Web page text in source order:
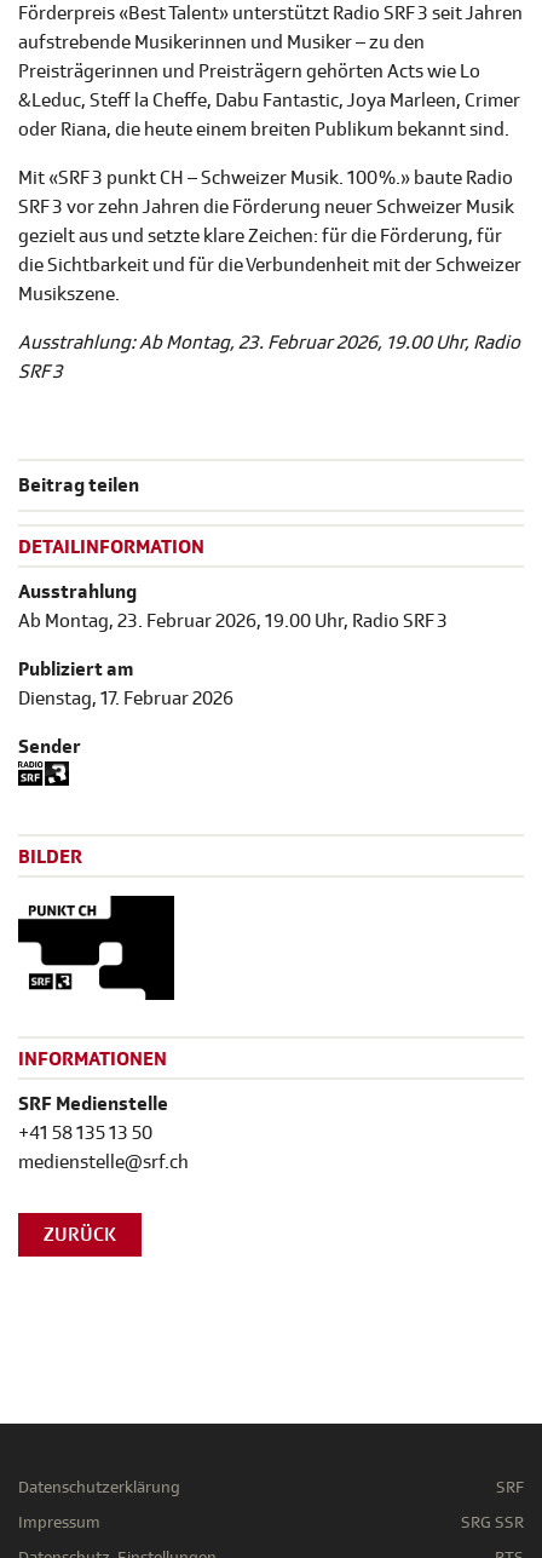
Förderpreis «Best Talent» unterstützt Radio SRF 3 seit Jahren
aufstrebende Musikerinnen und Musiker – zu den
Preisträgerinnen und Preisträgern gehörten Acts wie Lo
&Leduc, Steff la Cheffe, Dabu Fantastic, Joya Marleen, Crimer
oder Riana, die heute einem breiten Publikum bekannt sind.
Mit «SRF 3 punkt CH – Schweizer Musik. 100 %.» baute Radio
SRF 3 vor zehn Jahren die Förderung neuer Schweizer Musik
gezielt aus und setzte klare Zeichen: für die Förderung, für
die Sichtbarkeit und für die Verbundenheit mit der Schweizer
Musikszene.
Ausstrahlung: Ab Montag, 23. Februar 2026, 19.00 Uhr, Radio
SRF 3
Beitrag teilen
DETAILINFORMATION
Ausstrahlung
Ab Montag, 23. Februar 2026, 19.00 Uhr, Radio SRF 3
Publiziert am
Dienstag, 17. Februar 2026
Sender
BILDER
INFORMATIONEN
SRF Medienstelle
+41 58 135 13 50
medienstelle@srf.ch
ZURÜCK
Datenschutzerklärung
Impressum
SRF
SRG SSR